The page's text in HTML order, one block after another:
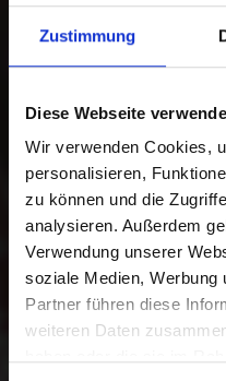
Zustimmung
Diese Webseite
Wir verwenden Cookies,
personalisieren,
zu können und die
analysieren. Außerdem
Verwendung unserer
soziale Medien, Werbung
Partner führen diese
weiteren Daten
Danke
Mit Ihrer Online-
Sie Menschen in